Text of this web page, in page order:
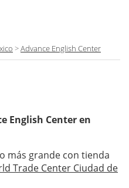
>Advance English Center
English Centeren
más grande con tienda
Trade Center Ciudad de